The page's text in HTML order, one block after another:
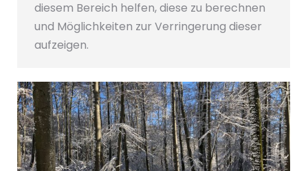
diesem Bereich helfen, diese zu berechnen
und Möglichkeiten zur Verringerung dieser
aufzeigen.